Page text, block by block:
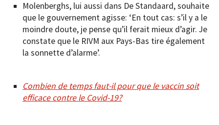
Molenberghs, lui aussi dans De Standaard, souhaite
que le gouvernement agisse: ‘En tout cas: s’il y a le
moindre doute, je pense qu’il ferait mieux d’agir. Je
constate que le RIVM aux Pays-Bas tire également
la sonnette d’alarme’.
Combien de temps faut-il pour que le vaccin soit
efficace contre le Covid-19?